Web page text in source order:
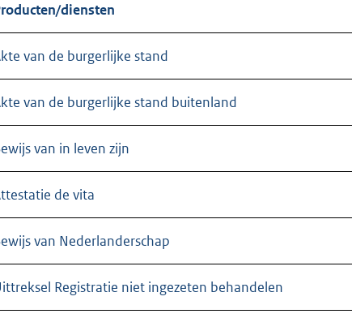
diensten
van de burgerlijke stand
van de burgerlijke stand buitenland
van in leven zijn
de vita
van Nederlanderschap
Registratie niet ingezeten behandelen